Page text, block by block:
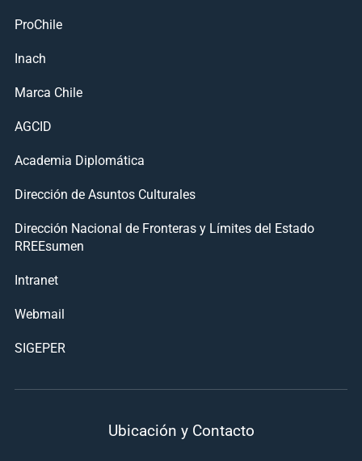
ProChile
Inach
Marca Chile
AGCID
Academia Diplomática
Dirección de Asuntos Culturales
Dirección Nacional de Fronteras y Límites del Estado
RREEsumen
Intranet
Webmail
SIGEPER
Ubicación y Contacto